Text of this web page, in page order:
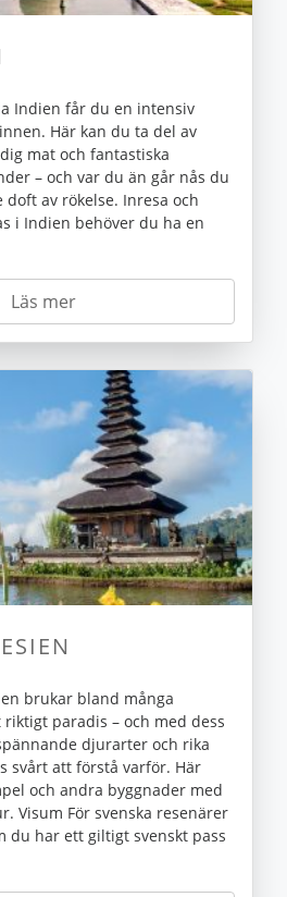
Indien får du en intensiv
Här kan du ta del av
mat och fantastiska
– och var du än går nås du
av rökelse. Inresa och
i Indien behöver du ha en
Läs mer
brukar bland många
paradis – och med dess
djurarter och rika
svårt att förstå varför. Här
och andra byggnader med
Visum För svenska resenärer
du har ett giltigt svenskt pass